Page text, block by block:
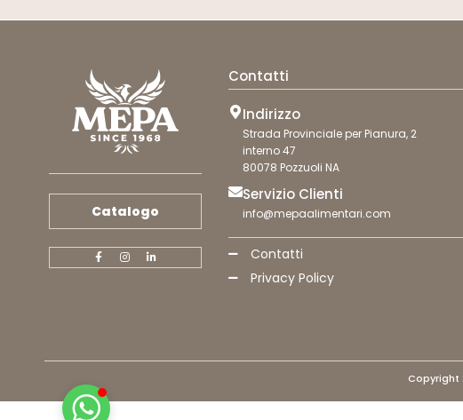
Catalogo
Contatti
Indirizzo
Strada Provinciale per Pianura, 2
interno 47
80078 Pozzuoli NA
Servizio Clienti
info@mepaalimentari.com
Contatti
Privacy Policy
Copyright